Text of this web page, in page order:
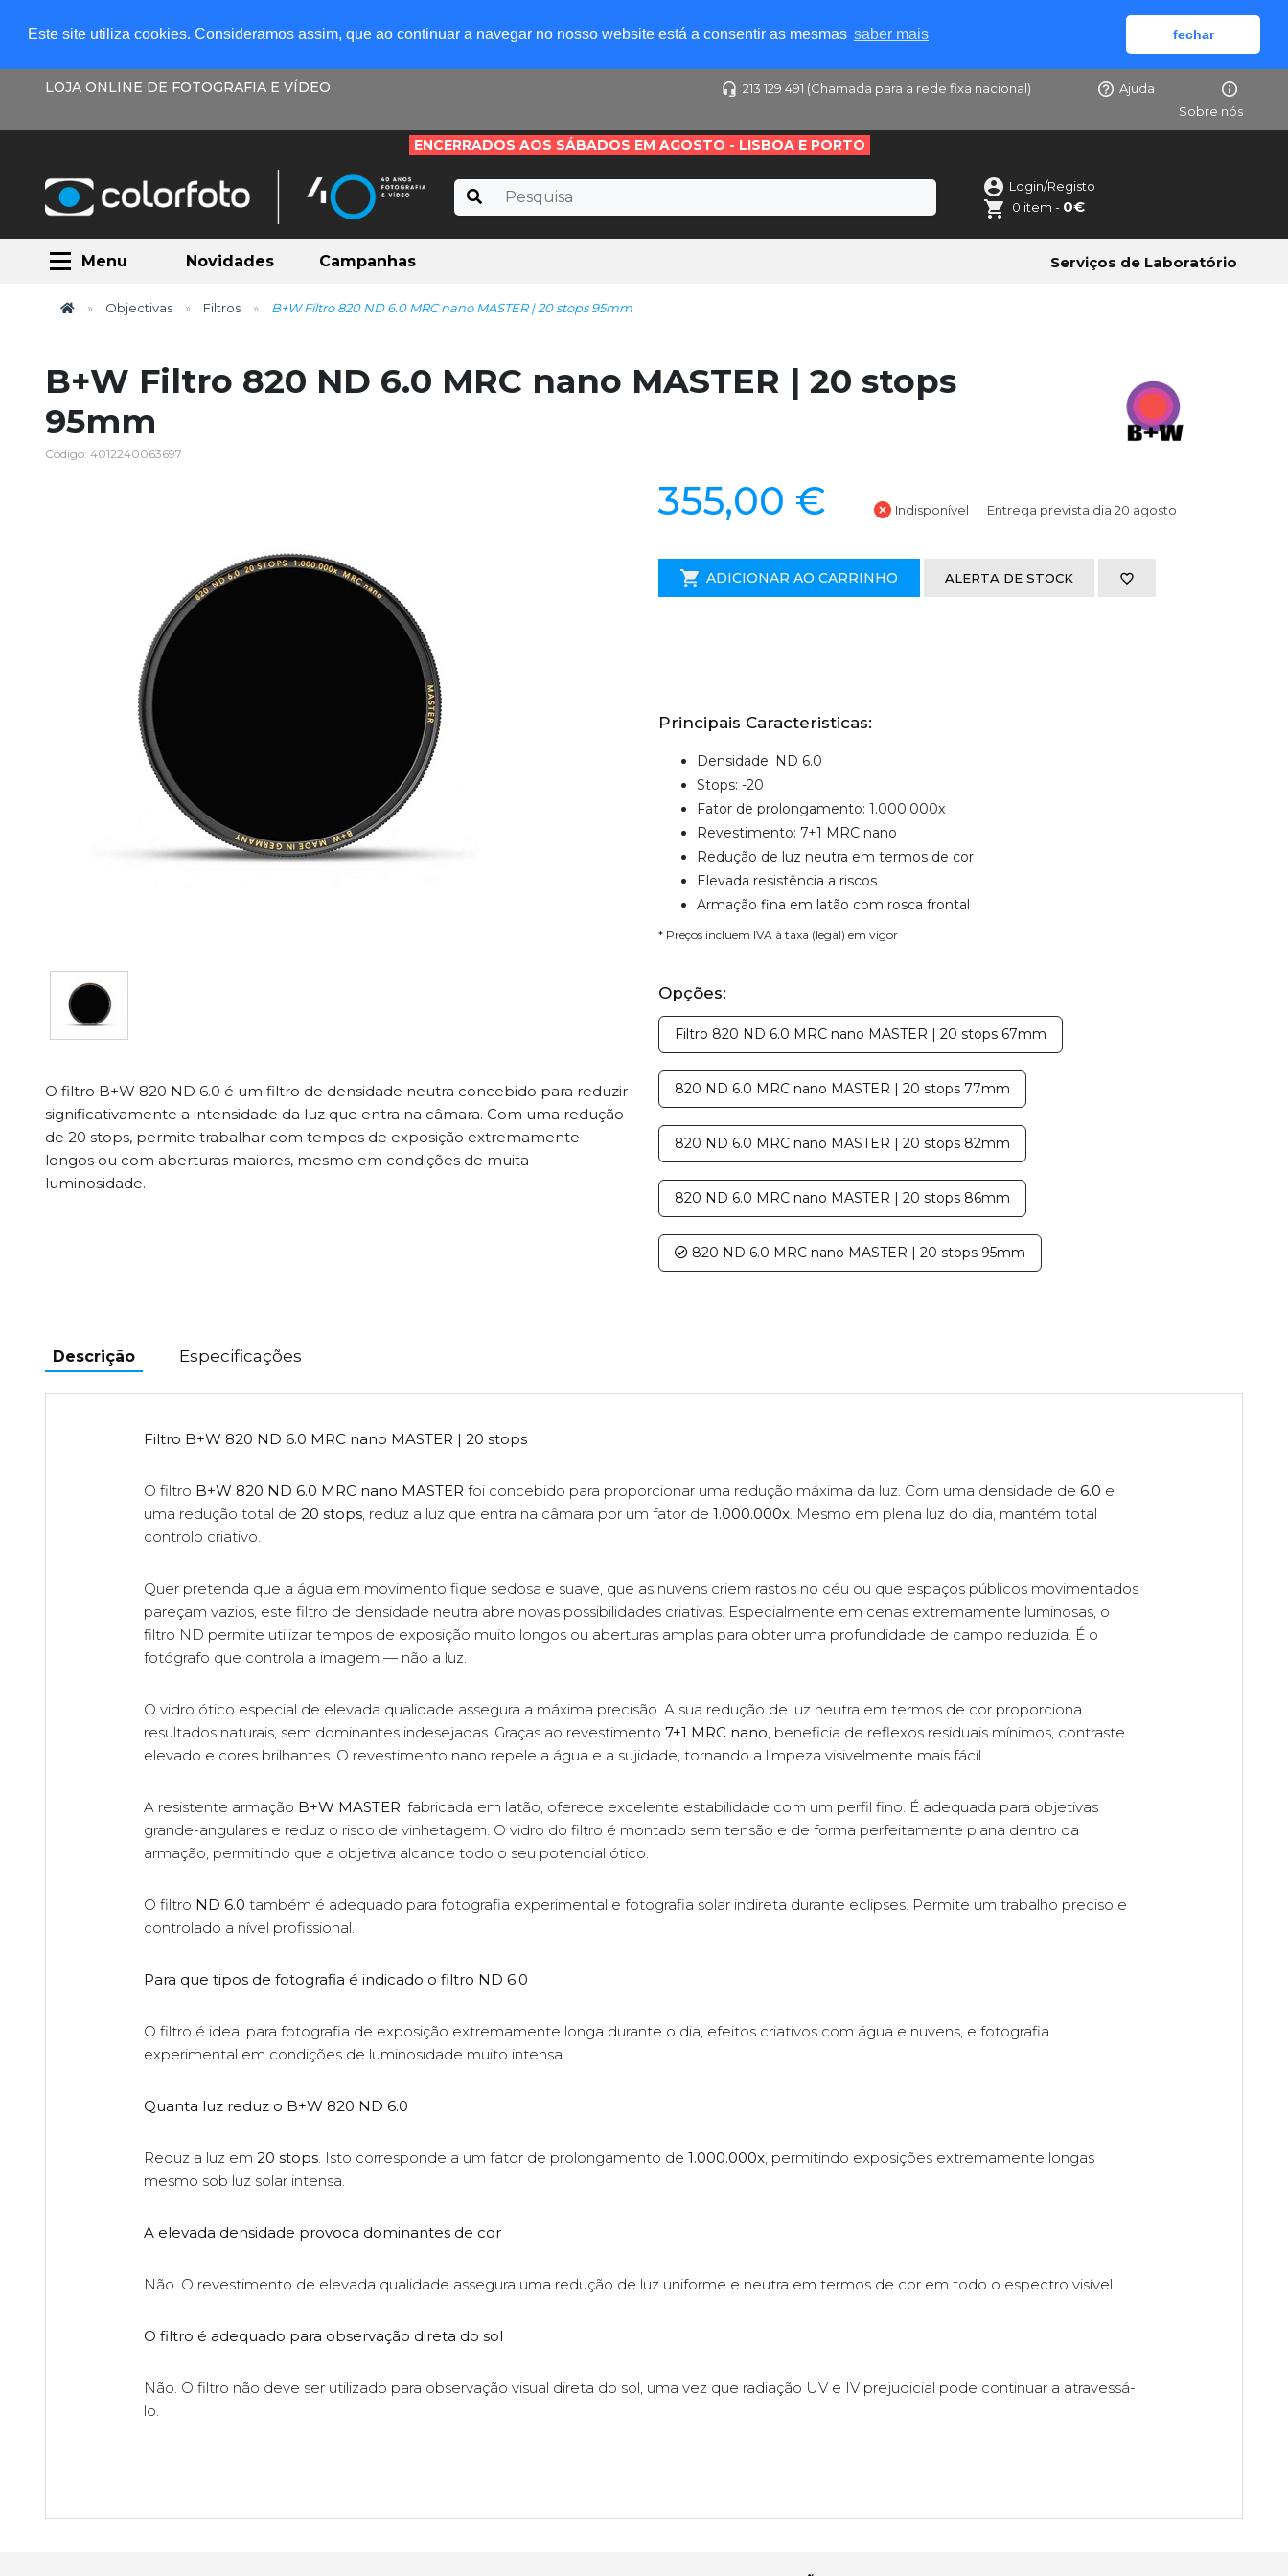
Este site utiliza cookies. Consideramos assim, que ao continuar a navegar no nosso website está a consentir as mesmas saber mais fechar
LOJA ONLINE DE FOTOGRAFIA E VÍDEO 213 129 491 (Chamada para a rede fixa nacional)
Ajuda
Sobre nós
ENCERRADOS AOS SÁBADOS EM AGOSTO - LISBOA E PORTO
Login/Registo
0 item - 0€
Menu Novidades Campanhas Serviços de Laboratório
Objectivas Filtros B+W Filtro 820 ND 6.0 MRC nano MASTER | 20 stops 95mm
B+W Filtro 820 ND 6.0 MRC nano MASTER | 20 stops
95mm
Código: 4012240063697
O filtro B+W 820 ND 6.0 é um filtro de densidade neutra concebido para reduzir
significativamente a intensidade da luz que entra na câmara. Com uma redução
de 20 stops, permite trabalhar com tempos de exposição extremamente
longos ou com aberturas maiores, mesmo em condições de muita
luminosidade.
355,00 € Indisponível Entrega prevista dia 20 agosto
ADICIONAR AO CARRINHO ALERTA DE STOCK
Principais Caracteristicas:
Densidade: ND 6.0
Stops: -20
Fator de prolongamento: 1.000.000x
Revestimento: 7+1 MRC nano
Redução de luz neutra em termos de cor
Elevada resistência a riscos
Armação fina em latão com rosca frontal
* Preços incluem IVA à taxa (legal) em vigor
Opções:
Filtro 820 ND 6.0 MRC nano MASTER | 20 stops 67mm
820 ND 6.0 MRC nano MASTER | 20 stops 77mm
820 ND 6.0 MRC nano MASTER | 20 stops 82mm
820 ND 6.0 MRC nano MASTER | 20 stops 86mm
820 ND 6.0 MRC nano MASTER | 20 stops 95mm
Descrição Especificações
Filtro B+W 820 ND 6.0 MRC nano MASTER | 20 stops
O filtro B+W 820 ND 6.0 MRC nano MASTER foi concebido para proporcionar uma redução máxima da luz. Com uma densidade de 6.0 e
uma redução total de 20 stops, reduz a luz que entra na câmara por um fator de 1.000.000x. Mesmo em plena luz do dia, mantém total
controlo criativo.
Quer pretenda que a água em movimento fique sedosa e suave, que as nuvens criem rastos no céu ou que espaços públicos movimentados
pareçam vazios, este filtro de densidade neutra abre novas possibilidades criativas. Especialmente em cenas extremamente luminosas, o
filtro ND permite utilizar tempos de exposição muito longos ou aberturas amplas para obter uma profundidade de campo reduzida. É o
fotógrafo que controla a imagem — não a luz.
O vidro ótico especial de elevada qualidade assegura a máxima precisão. A sua redução de luz neutra em termos de cor proporciona
resultados naturais, sem dominantes indesejadas. Graças ao revestimento 7+1 MRC nano , beneficia de reflexos residuais mínimos, contraste
elevado e cores brilhantes. O revestimento nano repele a água e a sujidade, tornando a limpeza visivelmente mais fácil.
A resistente armação B+W MASTER , fabricada em latão, oferece excelente estabilidade com um perfil fino. É adequada para objetivas
grande-angulares e reduz o risco de vinhetagem. O vidro do filtro é montado sem tensão e de forma perfeitamente plana dentro da
armação, permitindo que a objetiva alcance todo o seu potencial ótico.
O filtro ND 6.0 também é adequado para fotografia experimental e fotografia solar indireta durante eclipses. Permite um trabalho preciso e
controlado a nível profissional.
Para que tipos de fotografia é indicado o filtro ND 6.0
O filtro é ideal para fotografia de exposição extremamente longa durante o dia, efeitos criativos com água e nuvens, e fotografia
experimental em condições de luminosidade muito intensa.
Quanta luz reduz o B+W 820 ND 6.0
Reduz a luz em 20 stops. Isto corresponde a um fator de prolongamento de 1.000.000x, permitindo exposições extremamente longas
mesmo sob luz solar intensa.
A elevada densidade provoca dominantes de cor
Não. O revestimento de elevada qualidade assegura uma redução de luz uniforme e neutra em termos de cor em todo o espectro visível.
O filtro é adequado para observação direta do sol
Não. O filtro não deve ser utilizado para observação visual direta do sol, uma vez que radiação UV e IV prejudicial pode continuar a atravessá-
lo.